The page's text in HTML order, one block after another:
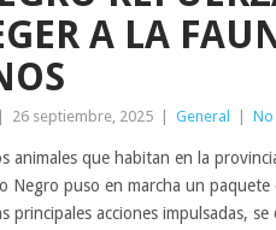
A LA
26 septiembre, 2025 General No
animales que habitan en la
Negro puso en marcha un
principales acciones impulsadas,